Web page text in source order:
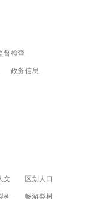
督检查
政务信息
文 区划人口
树 畅游梨树